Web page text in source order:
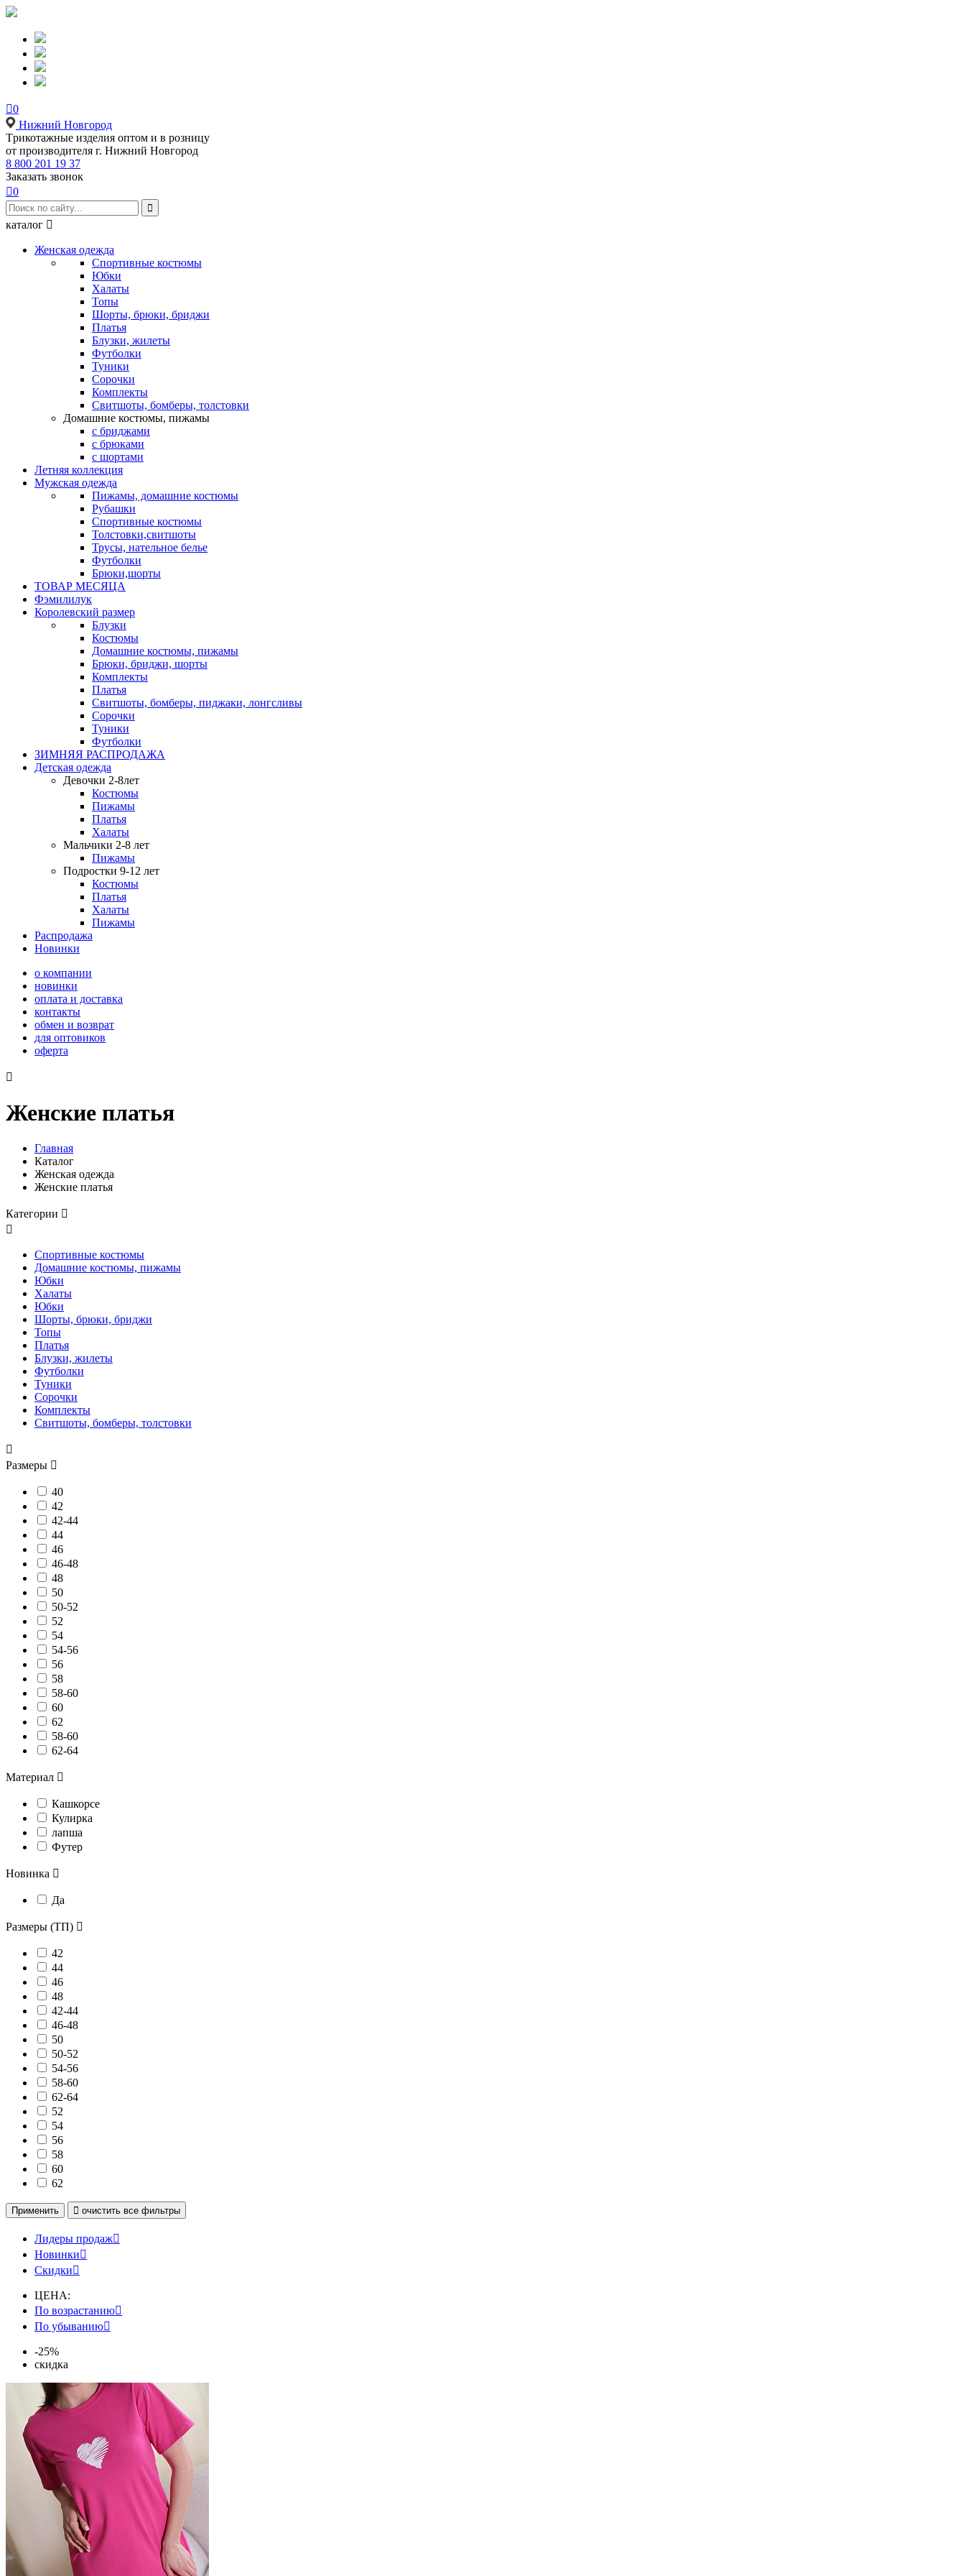
0
Нижний Новгород
Tрикотажные изделия оптом и в розницу
от производителя г. Нижний Новгород
8 800 201 19 37
Заказать звонок
0

каталог 
Женская одежда
Спортивные костюмы
Юбки
Халаты
Топы
Шорты, брюки, бриджи
Платья
Блузки, жилеты
Футболки
Туники
Сорочки
Комплекты
Свитшоты, бомберы, толстовки
Домашние костюмы, пижамы
с бриджами
с брюками
с шортами
Летняя коллекция
Мужская одежда
Пижамы, домашние костюмы
Рубашки
Спортивные костюмы
Толстовки,свитшоты
Трусы, нательное белье
Футболки
Брюки,шорты
ТОВАР МЕСЯЦА
Фэмилилук
Королевский размер
Блузки
Костюмы
Домашние костюмы, пижамы
Брюки, бриджи, шорты
Комплекты
Платья
Свитшоты, бомберы, пиджаки, лонгсливы
Сорочки
Туники
Футболки
ЗИМНЯЯ РАСПРОДАЖА
Детская одежда
Девочки 2-8лет
Костюмы
Пижамы
Платья
Халаты
Мальчики 2-8 лет
Пижамы
Подростки 9-12 лет
Костюмы
Платья
Халаты
Пижамы
Распродажа
Новинки
о компании
новинки
оплата и доставка
контакты
обмен и возврат
для оптовиков
оферта

Женские платья
Главная
Каталог
Женская одежда
Женские платья
Категории 

Спортивные костюмы
Домашние костюмы, пижамы
Юбки
Халаты
Юбки
Шорты, брюки, бриджи
Топы
Платья
Блузки, жилеты
Футболки
Туники
Сорочки
Комплекты
Свитшоты, бомберы, толстовки

Размеры 
40
42
42-44
44
46
46-48
48
50
50-52
52
54
54-56
56
58
58-60
60
62
58-60
62-64
Материал 
Кашкорсе
Кулирка
лапша
Футер
Новинка 
Да
Размеры (ТП) 
42
44
46
48
42-44
46-48
50
50-52
54-56
58-60
62-64
52
54
56
58
60
62
Применить  очистить все фильтры
Лидеры продаж
Новинки
Скидки
ЦЕНА:
По возрастанию
По убыванию
-25%
скидка